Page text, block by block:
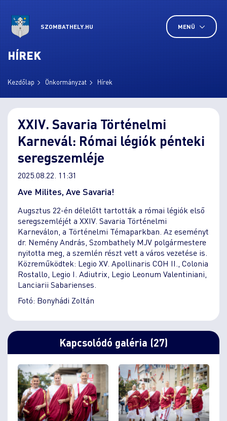
SZOMBATHELY.HU MENÜ
HÍREK
Kezdőlap Önkormányzat Hírek
XXIV. Savaria Történelmi
Karnevál: Római légiók pénteki
seregszemléje
2025.08.22. 11:31
Ave Milites, Ave Savaria!
Augsztus 22-én délelőtt tartották a római légiók első
seregszemléjét a XXIV. Savaria Történelmi
Karneválon, a Történelmi Témaparkban. Az eseményt
dr. Nemény András, Szombathely MJV polgármestere
nyitotta meg, a szemlén részt vett a város vezetése is.
Közreműködtek: Legio XV. Apollinaris COH II., Colonia
Rostallo, Legio I. Adiutrix, Legio Leonum Valentiniani,
Lanciarii Sabarienses.
Fotó: Bonyhádi Zoltán
Kapcsolódó galéria (27)